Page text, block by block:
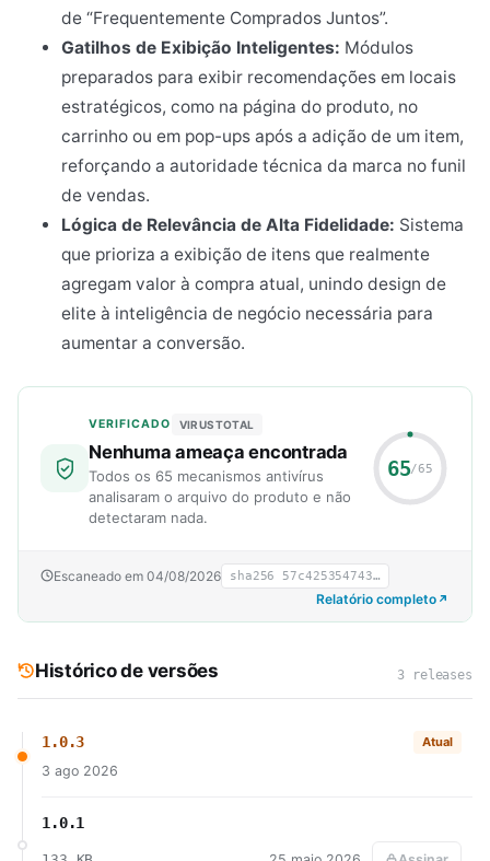
de “Frequentemente Comprados Juntos”.
Gatilhos de Exibição Inteligentes: Módulos
preparados para exibir recomendações em locais
estratégicos, como na página do produto, no
carrinho ou em pop-ups após a adição de um item,
reforçando a autoridade técnica da marca no funil
de vendas.
Lógica de Relevância de Alta Fidelidade: Sistema
que prioriza a exibição de itens que realmente
agregam valor à compra atual, unindo design de
elite à inteligência de negócio necessária para
aumentar a conversão.
VERIFICADO VIRUSTOTAL
Nenhuma ameaça encontrada
Todos os 65 mecanismos antivírus
analisaram o arquivo do produto e não
detectaram nada.
65/65
Escaneado em 04/08/2026 sha256 57c425354743…
Relatório completo
Histórico de versões 3 releases
1.0.3 Atual
3 ago 2026
1.0.1